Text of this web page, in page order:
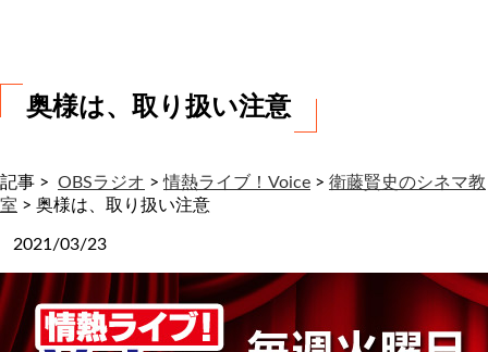
奥様は、取り扱い注意
記事 > OBSラジオ >情熱ライブ！Voice > 衛藤賢史のシネマ教
室 > 奥様は、取り扱い注意
2021/03/23